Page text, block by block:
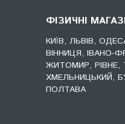
ФІЗИЧНІ
КИЇВ, ЛЬВІВ,
ВІННИЦЯ, ІВАНО-
ЖИТОМИР, РІВНЕ,
ХМЕЛЬНИЦЬКИЙ,
ПОЛТАВА